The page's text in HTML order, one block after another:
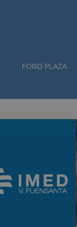
FORO PLAZA